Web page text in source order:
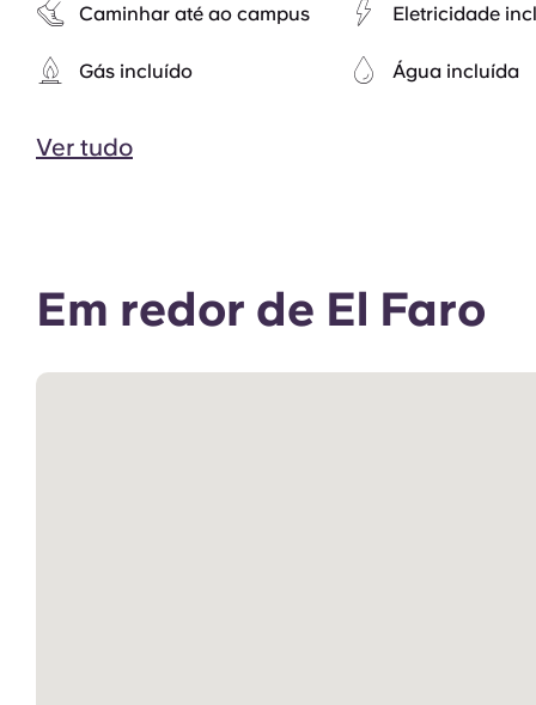
Caminhar até ao campus Eletricidade
Gás incluído Água incluída
Ver tudo
Em redor de El Faro